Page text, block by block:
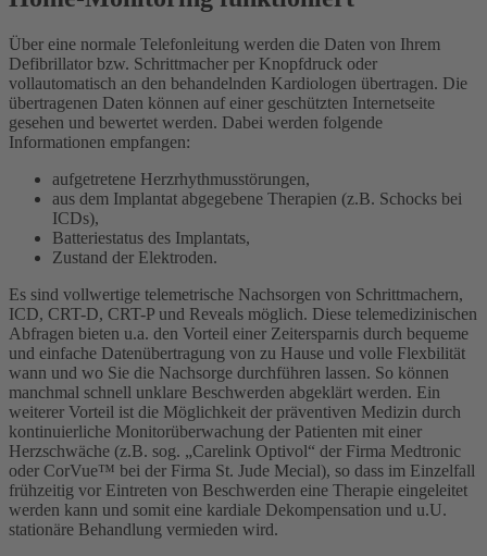
Über eine normale Telefonleitung werden die Daten von Ihrem
Defibrillator bzw. Schrittmacher per Knopfdruck oder
vollautomatisch an den behandelnden Kardiologen übertragen. Die
übertragenen Daten können auf einer geschützten Internetseite
gesehen und bewertet werden. Dabei werden folgende
Informationen empfangen:
aufgetretene Herzrhythmusstörungen,
aus dem Implantat abgegebene Therapien (z.B. Schocks bei
ICDs),
Batteriestatus des Implantats,
Zustand der Elektroden.
Es sind vollwertige telemetrische Nachsorgen von Schrittmachern,
ICD, CRT-D, CRT-P und Reveals möglich. Diese telemedizinischen
Abfragen bieten u.a. den Vorteil einer Zeitersparnis durch bequeme
und einfache Datenübertragung von zu Hause und volle Flexbilität
wann und wo Sie die Nachsorge durchführen lassen. So können
manchmal schnell unklare Beschwerden abgeklärt werden. Ein
weiterer Vorteil ist die Möglichkeit der präventiven Medizin durch
kontinuierliche Monitorüberwachung der Patienten mit einer
Herzschwäche (z.B. sog. „Carelink Optivol“ der Firma Medtronic
oder CorVue™ bei der Firma St. Jude Mecial), so dass im Einzelfall
frühzeitig vor Eintreten von Beschwerden eine Therapie eingeleitet
werden kann und somit eine kardiale Dekompensation und u.U.
stationäre Behandlung vermieden wird.